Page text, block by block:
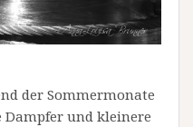
der Sommermonate
Dampfer und kleinere